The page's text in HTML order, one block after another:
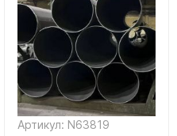
Артикул: N63819